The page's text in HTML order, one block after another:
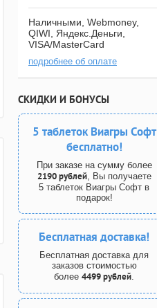
Наличными, Webmoney,
QIWI, Яндекс.Деньги,
VISA/MasterCard
подробнее об оплате
СКИДКИ И БОНУСЫ
5 таблеток Виагры Софт
бесплатно!
При заказе на сумму более
2190 рублей, Вы получаете
5 таблеток Виагры Софт в
подарок!
Бесплатная доставка!
Бесплатная доставка для
заказов стоимостью
более 4499 рублей.